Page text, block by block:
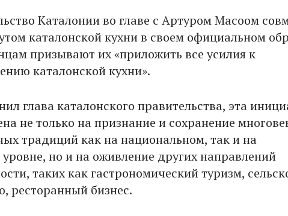
Каталонии во главе с Артуром Масоом
каталонской кухни в своем официальном
призывают их «приложить все усилия к
каталонской кухни».
глава каталонского правительства, эта
не только на признание и сохранение
традиций как на национальном, так и на
но и на оживление других направлений
таких как гастрономический туризм,
ресторанный бизнес.